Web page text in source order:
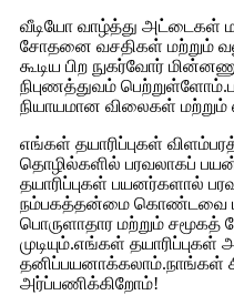
வீடியோ வாழ்த்து அட்டைகள்
சோதனை வசதிகள் மற்றும்
கூடிய பிற நுகர்வோர்
நிபுணத்துவம்
நியாயமான விலைகள்
எங்கள் தயாரிப்புகள்
தொழில்களில் பரவலாகப்
தயாரிப்புகள் பயனர்களால்
நம்பகத்தன்மை கொண்டவை
பொருளாதார மற்றும்
முடியும்.எங்கள்
தனிப்பயனாக்கலாம்.நாங்கள்
அர்ப்பணிக்கிறோம்!